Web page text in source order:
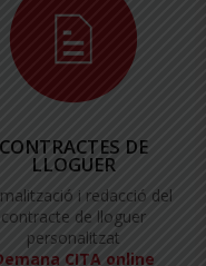
CONTRACTES DE
LLOGUER
i redacció del
contracte de lloguer
personalitzat
CITA online